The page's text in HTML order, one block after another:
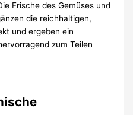
Frische des Gemüses und
die reichhaltigen,
und ergeben ein
zum Teilen